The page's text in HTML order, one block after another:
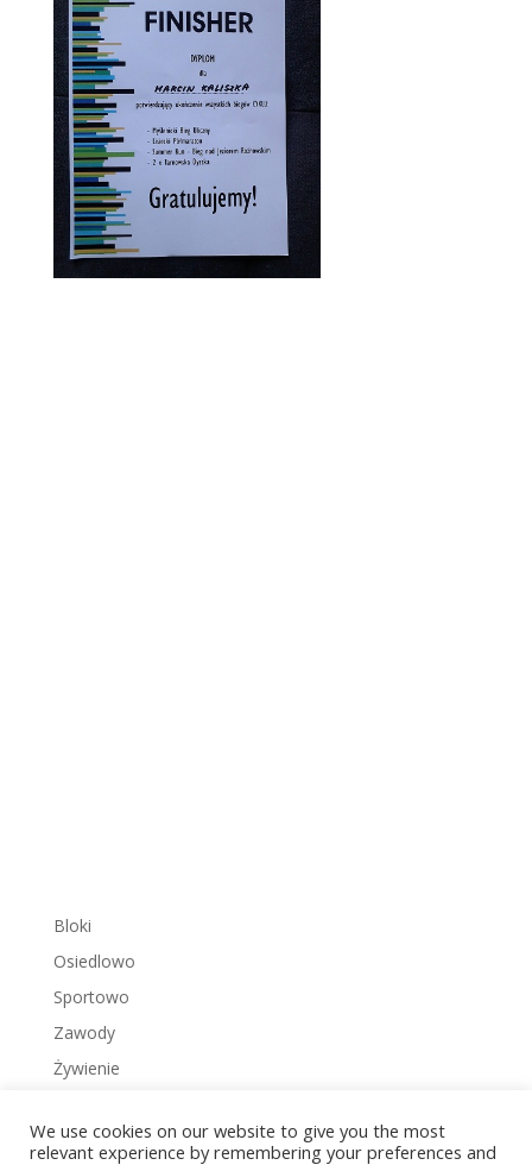
Bloki
Osiedlowo
Sportowo
Zawody
Żywienie
We use cookies on our website to give you the most
relevant experience by remembering your preferences and